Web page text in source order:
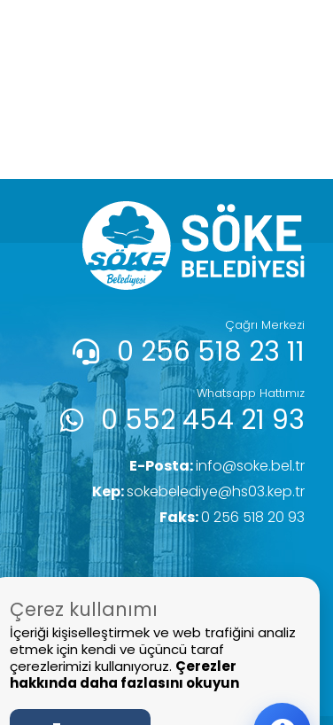
Çağrı Merkezi
0 256 518 23 11
Whatsapp Hattımız
0 552 454 21 93
E-Posta:info@soke.bel.tr
Kep:sokebelediye@hs03.kep.tr
Faks:0 256 518 20 93
Çerez kullanımı
İçeriği kişiselleştirmek ve web trafiğini analiz
etmek için kendi ve üçüncü taraf
çerezlerimizi kullanıyoruz. Çerezler
hakkında daha fazlasını okuyun